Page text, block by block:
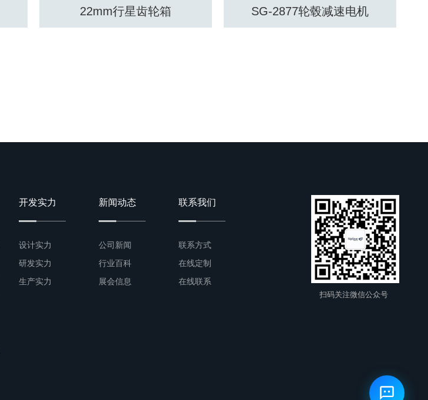
SG-2877轮毂减速电机 西格虎7839第一代关节减速电机
开发实力
设计实力
研发实力
生产实力
新闻动态
公司新闻
行业百科
展会信息
联系我们
联系方式
在线定制
在线联系
扫码关注微信公众号